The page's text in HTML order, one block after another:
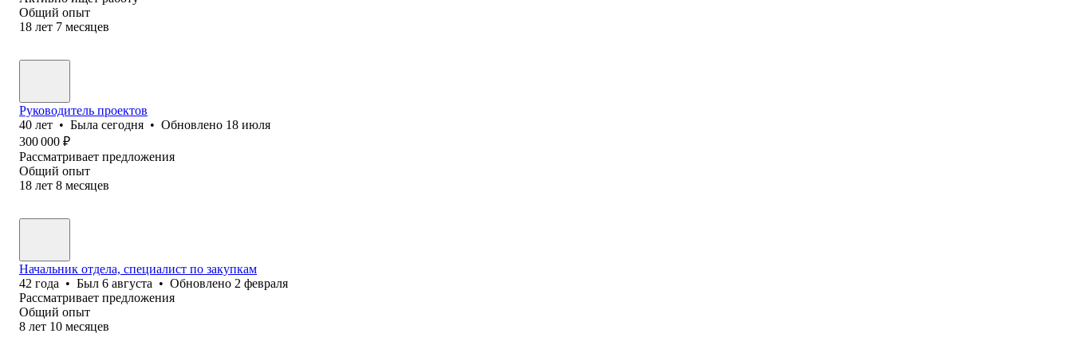
Общий опыт
18 лет 7 месяцев
Руководитель проектов
40 лет • Была сегодня • Обновлено 18 июля
300 000 ₽
Рассматривает предложения
Общий опыт
18 лет 8 месяцев
Начальник отдела, специалист по закупкам
42 года • Был 6 августа • Обновлено 2 февраля
Рассматривает предложения
Общий опыт
8 лет 10 месяцев